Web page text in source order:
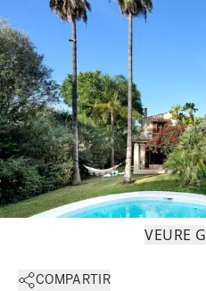
VEURE
COMPARTIR